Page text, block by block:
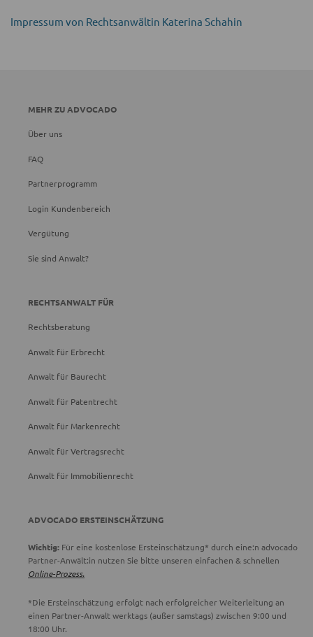
Impressum von Rechtsanwältin Katerina Schahin
MEHR ZU ADVOCADO
Über uns
FAQ
Partnerprogramm
Login Kundenbereich
Vergütung
Sie sind Anwalt?
RECHTSANWALT FÜR
Rechtsberatung
Anwalt für Erbrecht
Anwalt für Baurecht
Anwalt für Patentrecht
Anwalt für Markenrecht
Anwalt für Vertragsrecht
Anwalt für Immobilienrecht
ADVOCADO ERSTEINSCHÄTZUNG
Wichtig: Für eine kostenlose Ersteinschätzung* durch eine:n advocado
Partner-Anwält:in nutzen Sie bitte unseren einfachen & schnellen
Online-Prozess.
*Die Ersteinschätzung erfolgt nach erfolgreicher Weiterleitung an
einen Partner-Anwalt werktags (außer samstags) zwischen 9:00 und
18:00 Uhr.